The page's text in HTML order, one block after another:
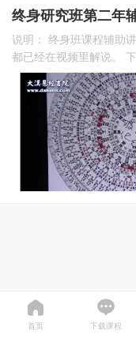
终身研究班第二年
说明： 终身班课程辅助
都已经在视频里解说。
首页 下载课程